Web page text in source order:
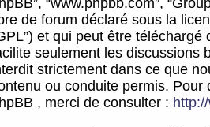
“www.phpbb.com”,
de forum déclaré sous la
et qui peut être téléchargé
seulement les discussions
strictement dans ce que
ou conduite permis.
, merci de consulter :